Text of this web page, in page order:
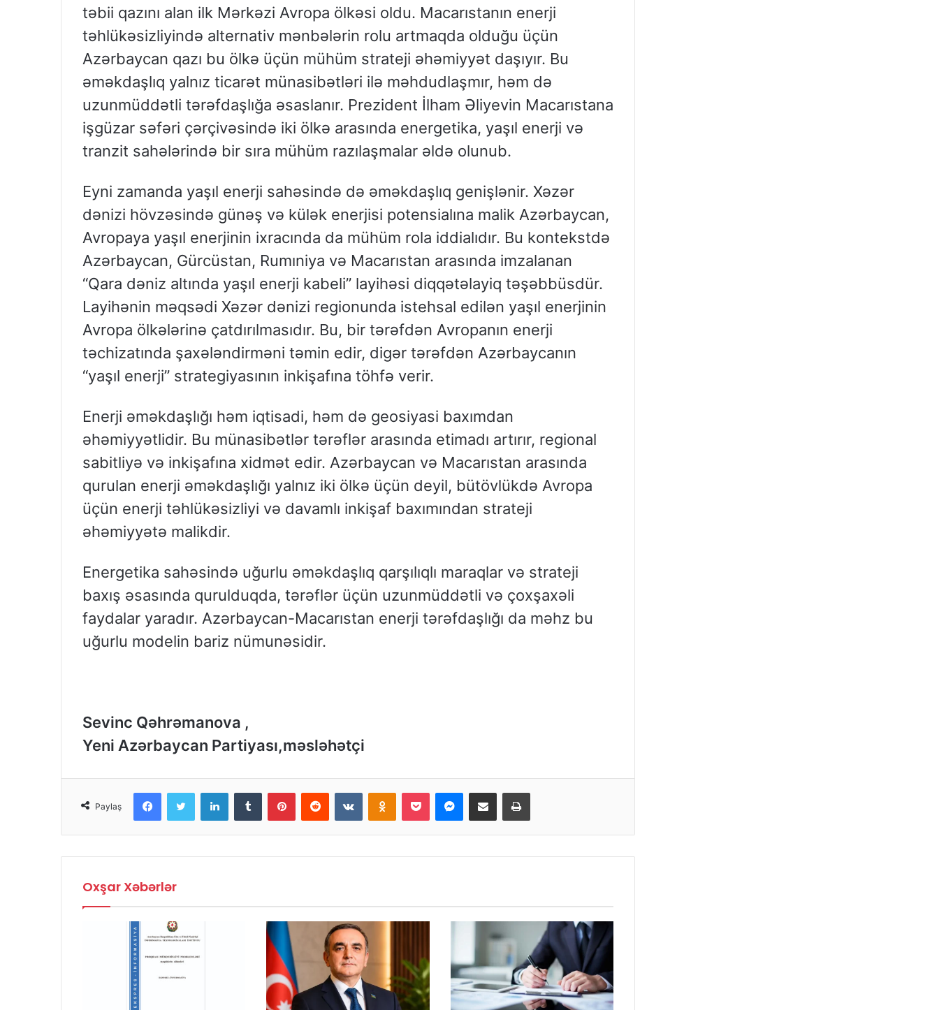
təbii qazını alan ilk Mərkəzi Avropa ölkəsi oldu. Macarıstanın enerji
təhlükəsizliyində alternativ mənbələrin rolu artmaqda olduğu üçün
Azərbaycan qazı bu ölkə üçün mühüm strateji əhəmiyyət daşıyır. Bu
əməkdaşlıq yalnız ticarət münasibətləri ilə məhdudlaşmır, həm də
uzunmüddətli tərəfdaşlığa əsaslanır. Prezident İlham Əliyevin Macarıstana
işgüzar səfəri çərçivəsində iki ölkə arasında energetika, yaşıl enerji və
tranzit sahələrində bir sıra mühüm razılaşmalar əldə olunub.
Eyni zamanda yaşıl enerji sahəsində də əməkdaşlıq genişlənir. Xəzər
dənizi hövzəsində günəş və külək enerjisi potensialına malik Azərbaycan,
Avropaya yaşıl enerjinin ixracında da mühüm rola iddialıdır. Bu kontekstdə
Azərbaycan, Gürcüstan, Rumıniya və Macarıstan arasında imzalanan
“Qara dəniz altında yaşıl enerji kabeli” layihəsi diqqətəlayiq təşəbbüsdür.
Layihənin məqsədi Xəzər dənizi regionunda istehsal edilən yaşıl enerjinin
Avropa ölkələrinə çatdırılmasıdır. Bu, bir tərəfdən Avropanın enerji
təchizatında şaxələndirməni təmin edir, digər tərəfdən Azərbaycanın
“yaşıl enerji” strategiyasının inkişafına töhfə verir.
Enerji əməkdaşlığı həm iqtisadi, həm də geosiyasi baxımdan
əhəmiyyətlidir. Bu münasibətlər tərəflər arasında etimadı artırır, regional
sabitliyə və inkişafına xidmət edir. Azərbaycan və Macarıstan arasında
qurulan enerji əməkdaşlığı yalnız iki ölkə üçün deyil, bütövlükdə Avropa
üçün enerji təhlükəsizliyi və davamlı inkişaf baxımından strateji
əhəmiyyətə malikdir.
Energetika sahəsində uğurlu əməkdaşlıq qarşılıqlı maraqlar və strateji
baxış əsasında qurulduqda, tərəflər üçün uzunmüddətli və çoxşaxəli
faydalar yaradır. Azərbaycan-Macarıstan enerji tərəfdaşlığı da məhz bu
uğurlu modelin bariz nümunəsidir.
Sevinc Qəhrəmanova ,
Yeni Azərbaycan Partiyası,məsləhətçi
Paylaş
Oxşar Xəbərlər